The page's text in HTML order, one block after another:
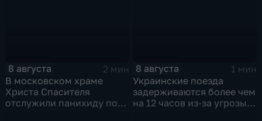
8 августа
2 мин
В московском храме
Христа Спасителя
отслужили панихиду по
8 августа
1 мин
Украинские поезда
задерживаются более чем
на 12 часов из-за угрозы